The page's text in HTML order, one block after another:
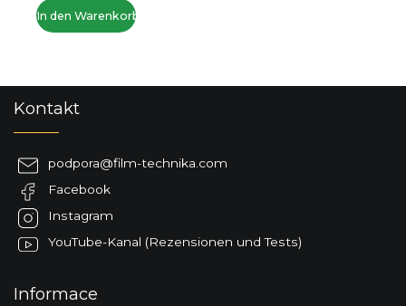
In den Warenkorb
Kontakt
podpora@film-technika.com
Facebook
Instagram
YouTube-Kanal (Rezensionen und Tests)
Informace